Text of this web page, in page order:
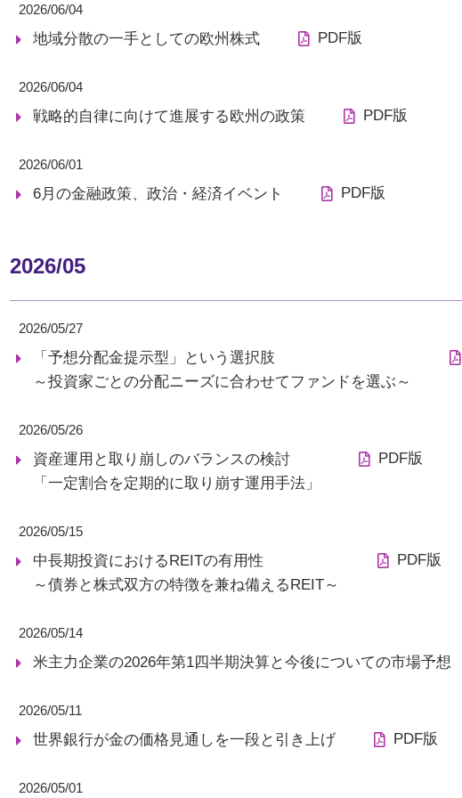
2026/06/04
地域分散の一手としての欧州株式 PDF版
2026/06/04
戦略的自律に向けて進展する欧州の政策 PDF版
2026/06/01
6月の金融政策、政治・経済イベント PDF版
2026/05
2026/05/27
「予想分配金提示型」という選択肢
～投資家ごとの分配ニーズに合わせてファンドを選ぶ～
2026/05/26
資産運用と取り崩しのバランスの検討
「一定割合を定期的に取り崩す運用手法」
PDF版
2026/05/15
中長期投資におけるREITの有用性
～債券と株式双方の特徴を兼ね備えるREIT～
PDF版
2026/05/14
米主力企業の2026年第1四半期決算と今後についての市場予想
2026/05/11
世界銀行が金の価格見通しを一段と引き上げ PDF版
2026/05/01